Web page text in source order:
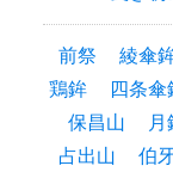
前祭 綾傘
鶏鉾
四条傘
保昌山
月
占出山
伯